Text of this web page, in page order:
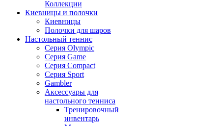
Коллекции
Киевницы и полочки
Киевницы
Полочки для шаров
Настольный теннис
Серия Olympic
Серия Game
Серия Compact
Серия Sport
Gambler
Аксессуары для
настольного тенниса
Тренировочный
инвентарь